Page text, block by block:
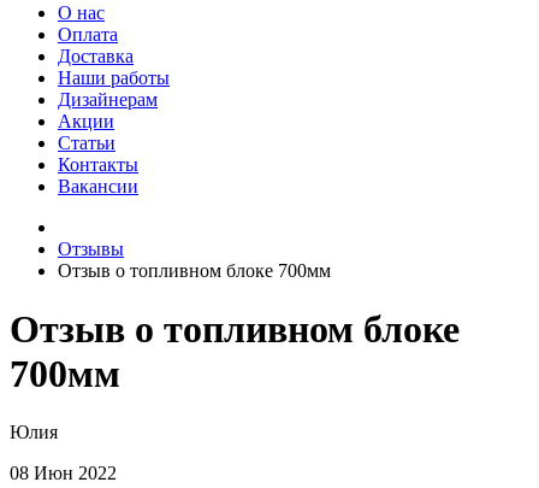
О нас
Оплата
Доставка
Наши работы
Дизайнерам
Акции
Статьи
Контакты
Вакансии
Отзывы
Отзыв о топливном блоке 700мм
Отзыв о топливном блоке
700мм
Юлия
08 Июн 2022